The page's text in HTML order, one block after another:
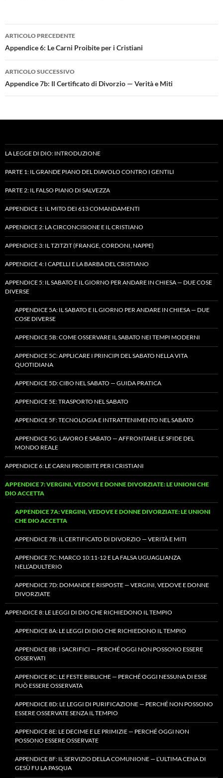
Navigazione
articolo
ARTICOLO PRECEDENTE
Appendice 6: Le Carni Proibite per i Cristiani
ARTICOLO SUCCESSIVO
Appendice 7b: Il Certificato di Divorzio — Verità e Miti
LA LEGGE DI DIO: INTRODUZIONE
PARTE 1: IL GRANDE PIANO DEL DIAVOLO CONTRO I GENTILI
PARTE 2: IL FALSO PIANO DI SALVEZZA
APPENDICE 1: IL MITO DEI 613 COMANDAMENTI
APPENDICE 2: LA CIRCONCISIONE E IL CRISTIANO
APPENDICE 3: IL TZITZIT (FRANGE, CORDONI, NAPPE)
APPENDICE 4: I CAPELLI E LA BARBA DEL CRISTIANO
APPENDICE 5: IL SABATO E IL GIORNO PER ANDARE IN CHIESA — DUE COSE
DIVERSE
APPENDICE 5A: IL SABATO E IL GIORNO PER ANDARE IN CHIESA — DUE
COSE DIVERSE
APPENDICE 5B: COME OSSERVARE IL SABATO NEI TEMPI MODERNI
APPENDICE 5C: APPLICARE I PRINCIPI DEL SABATO NELLA VITA
QUOTIDIANA
APPENDICE 5D: CIBO NEL SABATO — GUIDA PRATICA
APPENDICE 5E: TRASPORTO NEL SABATO
APPENDICE 5F: TECNOLOGIA E INTRATTENIMENTO NEL SABATO
APPENDICE 5G: LAVORO E SABATO — AFFRONTARE LE SFIDE DEL
MONDO REALE
APPENDICE 6: LE CARNI PROIBITE PER I CRISTIANI
APPENDICE 7: VERGINI, VEDOVE E DONNE DIVORZIATE: LE UNIONI CHE
DIO ACCETTA
APPENDICE 7A: VERGINI, VEDOVE E DONNE DIVORZIATE: LE UNIONI
CHE DIO ACCETTA
APPENDICE 7B: IL CERTIFICATO DI DIVORZIO — VERITÀ E MITI
APPENDICE 7C: MARCO 10:11-12 E LA FALSA UGUAGLIANZA
NELL’ADULTERIO
APPENDICE 7D: DOMANDE E RISPOSTE — VERGINI, VEDOVE E DONNE
DIVORZIATE
APPENDICE 8: LE LEGGI DI DIO CHE RICHIEDONO IL TEMPIO
APPENDICE 8A: LE LEGGI DI DIO CHE RICHIEDONO IL TEMPIO
APPENDICE 8B: I SACRIFICI — PERCHÉ OGGI NON POSSONO ESSERE
OSSERVATI
APPENDICE 8C: LE FESTE BIBLICHE — PERCHÉ OGGI NESSUNA DI ESSE
PUÒ ESSERE OSSERVATA
APPENDICE 8D: LE LEGGI DI PURIFICAZIONE — PERCHÉ NON POSSONO
ESSERE OSSERVATE SENZA IL TEMPIO
APPENDICE 8E: LE DECIME E LE PRIMIZIE — PERCHÉ OGGI NON
POSSONO ESSERE OSSERVATE
APPENDICE 8F: IL SERVIZIO DELLA COMUNIONE — L’ULTIMA CENA DI
GESÙ FU LA PASQUA